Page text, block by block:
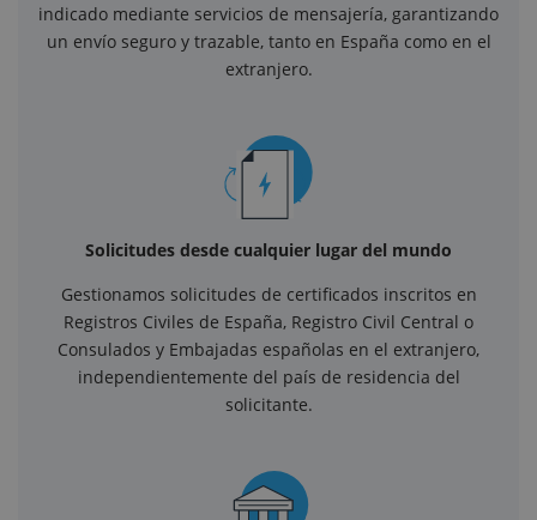
indicado mediante servicios de mensajería, garantizando
un envío seguro y trazable, tanto en España como en el
extranjero.
Solicitudes desde cualquier lugar del mundo
Gestionamos solicitudes de certificados inscritos en
Registros Civiles de España, Registro Civil Central o
Consulados y Embajadas españolas en el extranjero,
independientemente del país de residencia del
solicitante.